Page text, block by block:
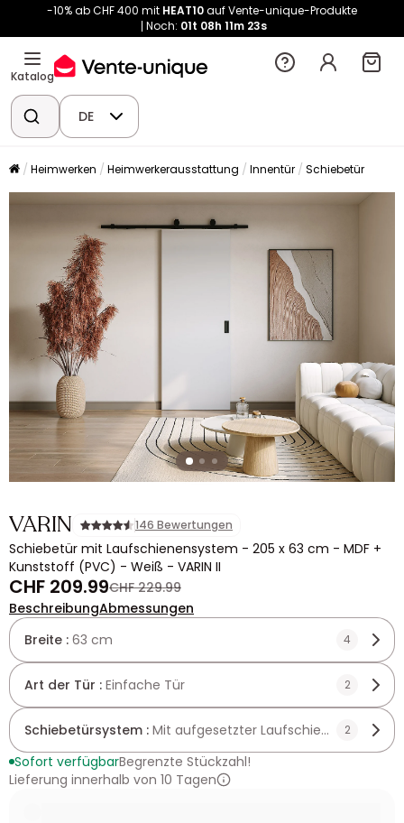
-10% ab CHF 400 mit HEAT10auf Vente-unique-Produkte
Noch: 01t 08h 11m 23s
Katalog
DE
Heimwerken Heimwerkerausstattung Innentür Schiebetür
VARIN 146 Bewertungen
Schiebetür mit Laufschienensystem - 205 x 63 cm - MDF +
Kunststoff (PVC) - Weiß - VARIN II
CHF 209.99CHF 229.99
BeschreibungAbmessungen
Breite : 63 cm 4
Art der Tür : Einfache Tür 2
Schiebetürsystem : Mit aufgesetzter Laufschiene 2
Sofort verfügbarBegrenzte Stückzahl!
Lieferung innerhalb von 10 Tagen